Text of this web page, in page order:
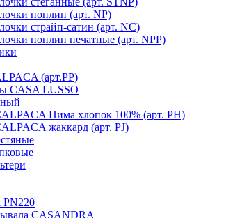
поплин (арт. NP)
страйп-сатин (арт. NC)
поплин печатные (арт. NPP)
(арт.PP)
CASA LUSSO
Пима хлопок 100% (арт. PH)
жаккард (арт. PJ)
PN220
CASANDRA